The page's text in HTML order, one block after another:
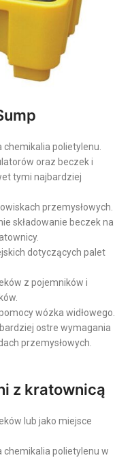
polietylenu.
oraz beczek i
tymi najbardziej
przemysłowych.
składowanie beczek na
dotyczących palet
z pojemników i
wózka widłowego.
ostre wymagania
przemysłowych.
z kratownicą
lub jako miejsce
chemikalia polietylenu w